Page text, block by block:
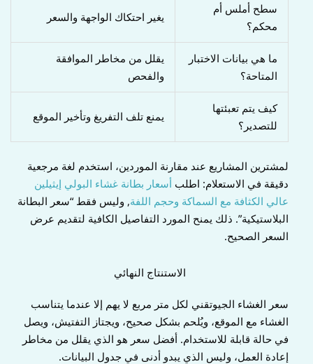
سطح أملس أم
محكم؟
يغير احتكاك الواجهة والسعر
ما هي بيانات الاختبار
المتاحة؟
يقلل من مخاطر الموافقة
والفحص
كيف يتم تعبئتها
للتصدير؟
يمنع تلف التفريغ وتأخير الموقع
لمشترين المشاريع عند مقارنة الموردين، استخدم لغة مرجعية
دقيقة في الاستعلام: اطلب أسعار بطانة غشاء البولي إيثيلين
عالي الكثافة مع السماكة وحجم اللفة, وليس فقط “سعر البطانة
البلاستيكية”. ذلك يمنح المورد التفاصيل الكافية لتقديم عرض
السعر الصحيح.
الاستنتاج النهائي
سعر الغشاء الجيوتقني لكل متر مربع لا يهم إلا عندما يتناسب
الغشاء مع الموقع، ويُلحم بشكل صحيح، ويجتاز التفتيش، ويصل
في حالة قابلة للاستخدام. أفضل سعر هو الذي يقلل من مخاطر
إعادة العمل، وليس الذي يبدو أدنى في جدول البيانات.